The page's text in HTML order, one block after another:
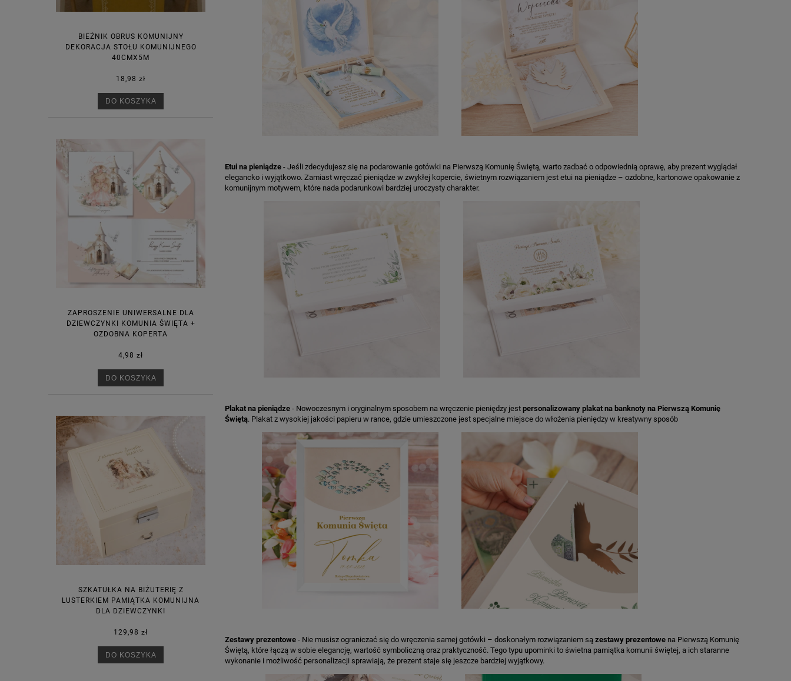
BIEŻNIK OBRUS KOMUNIJNY
DEKORACJA STOŁU KOMUNIJNEGO
40CMX5M
18,98 zł
DO KOSZYKA
ZAPROSZENIE UNIWERSALNE DLA
DZIEWCZYNKI KOMUNIA ŚWIĘTA +
OZDOBNA KOPERTA
4,98 zł
DO KOSZYKA
SZKATUŁKA NA BIŻUTERIĘ Z
LUSTERKIEM PAMIĄTKA KOMUNIJNA
DLA DZIEWCZYNKI
129,98 zł
DO KOSZYKA
Etui na pieniądze - Jeśli zdecydujesz się na podarowanie gotówki na Pierwszą Komunię Świętą, warto zadbać o odpowiednią oprawę, aby prezent wyglądał
elegancko i wyjątkowo. Zamiast wręczać pieniądze w zwykłej kopercie, świetnym rozwiązaniem jest etui na pieniądze – ozdobne, kartonowe opakowanie z
komunijnym motywem, które nada podarunkowi bardziej uroczysty charakter.
Plakat na pieniądze - Nowoczesnym i oryginalnym sposobem na wręczenie pieniędzy jest personalizowany plakat na banknoty na Pierwszą Komunię
Świętą. Plakat z wysokiej jakości papieru w rance, gdzie umieszczone jest specjalne miejsce do włożenia pieniędzy w kreatywny sposób
Zestawy prezentowe - Nie musisz ograniczać się do wręczenia samej gotówki – doskonałym rozwiązaniem są zestawy prezentowe na Pierwszą Komunię
Świętą, które łączą w sobie elegancję, wartość symboliczną oraz praktyczność. Tego typu upominki to świetna pamiątka komunii świętej, a ich staranne
wykonanie i możliwość personalizacji sprawiają, że prezent staje się jeszcze bardziej wyjątkowy.